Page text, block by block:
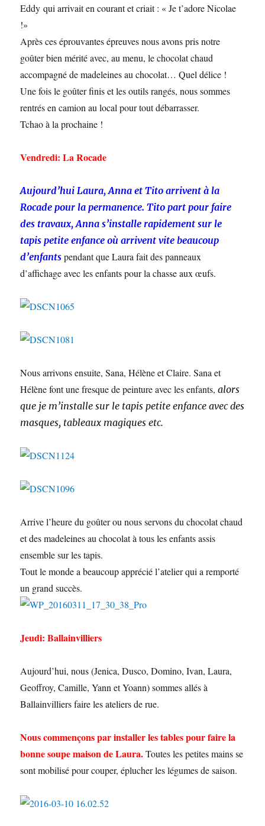
Eddy qui arrivait en courant et criait : « Je t’adore Nicolae
!»
Après ces éprouvantes épreuves nous avons pris notre
goûter bien mérité avec, au menu, le chocolat chaud
accompagné de madeleines au chocolat… Quel délice !
Une fois le goûter finis et les outils rangés, nous sommes
rentrés en camion au local pour tout débarrasser.
Tchao à la prochaine !
Vendredi: La Rocade
Aujourd’hui Laura, Anna et Tito arrivent à la
Rocade pour la permanence. Tito part pour faire
des travaux, Anna s’installe rapidement sur le
tapis petite enfance où arrivent vite beaucoup
d’enfants pendant que Laura fait des panneaux
d’affichage avec les enfants pour la chasse aux œufs.
Nous arrivons ensuite, Sana, Hélène et Claire. Sana et
Hélène font une fresque de peinture avec les enfants,alors
que je m’installe sur le tapis petite enfance avec des
masques, tableaux magiques etc.
Arrive l’heure du goûter ou nous servons du chocolat chaud
et des madeleines au chocolat à tous les enfants assis
ensemble sur les tapis.
Tout le monde a beaucoup apprécié l’atelier qui a remporté
un grand succès.
Jeudi: Ballainvilliers
Aujourd’hui, nous (Jenica, Dusco, Domino, Ivan, Laura,
Geoffroy, Camille, Yann et Yoann) sommes allés à
Ballainvilliers faire les ateliers de rue.
Nous commençons par installer les tables pour faire la
bonne soupe maison de Laura. Toutes les petites mains se
sont mobilisé pour couper, éplucher les légumes de saison.